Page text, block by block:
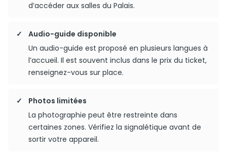
d’accéder aux salles du Palais.
Audio-guide disponible
Un audio-guide est proposé en plusieurs langues à
l’accueil. Il est souvent inclus dans le prix du ticket,
renseignez-vous sur place.
Photos limitées
La photographie peut être restreinte dans
certaines zones. Vérifiez la signalétique avant de
sortir votre appareil.